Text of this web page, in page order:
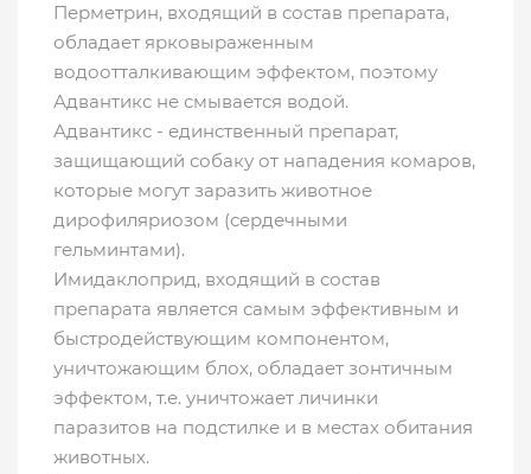
Перметрин, входящий в состав препарата,
обладает ярковыраженным
водоотталкивающим эффектом, поэтому
Адвантикс не смывается водой.
Адвантикс - единственный препарат,
защищающий собаку от нападения комаров,
которые могут заразить животное
дирофиляриозом (сердечными
гельминтами).
Имидаклоприд, входящий в состав
препарата является самым эффективным и
быстродействующим компонентом,
уничтожающим блох, обладает зонтичным
эффектом, т.е. уничтожает личинки
паразитов на подстилке и в местах обитания
животных.